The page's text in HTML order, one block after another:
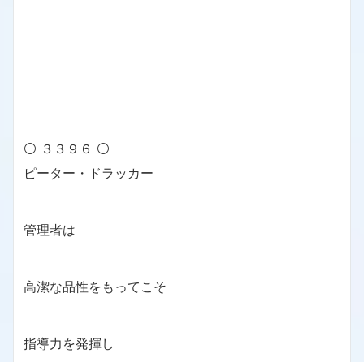
⚪ ３３９６ ⚪
ピーター・ドラッカー
管理者は
高潔な品性をもってこそ
指導力を発揮し